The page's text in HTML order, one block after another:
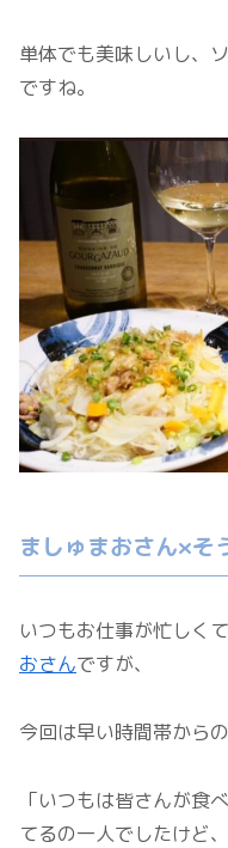
単体でも美味しいし、
ですね。
ましゅまおさん×そ
いつもお仕事が忙しく
おさんですが、
今回は早い時間帯から
「いつもは皆さんが食
てるの一人でしたけど